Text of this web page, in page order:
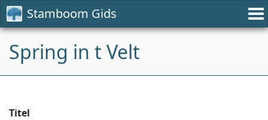
Stamboom Gids
Spring in t Velt
Titel